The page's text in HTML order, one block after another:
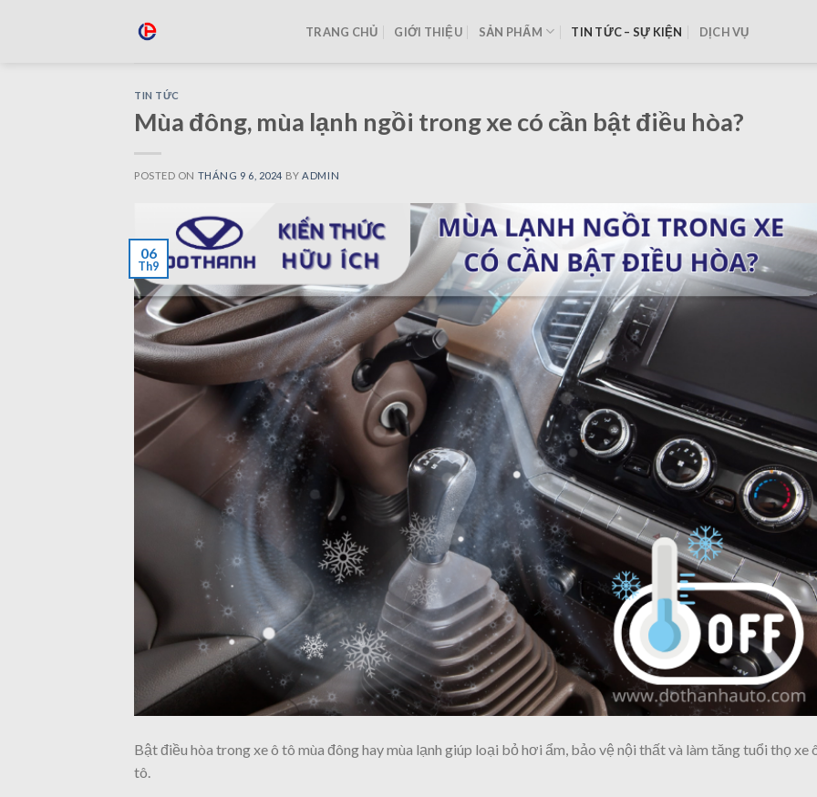
TRANG CHỦ GIỚI THIỆU SẢN PHẨM TIN TỨC – SỰ KIỆN DỊCH VỤ
TIN TỨC
Mùa đông, mùa lạnh ngồi trong xe có cần bật điều hòa?
POSTED ON THÁNG 9 6, 2024 BY ADMIN
06
Th9
Bật điều hòa trong xe ô tô mùa đông hay mùa lạnh giúp loại bỏ hơi ẩm, bảo vệ nội thất và làm tăng tuổi thọ xe
tô.